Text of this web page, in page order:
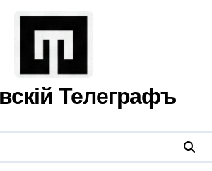
Телеграфъ